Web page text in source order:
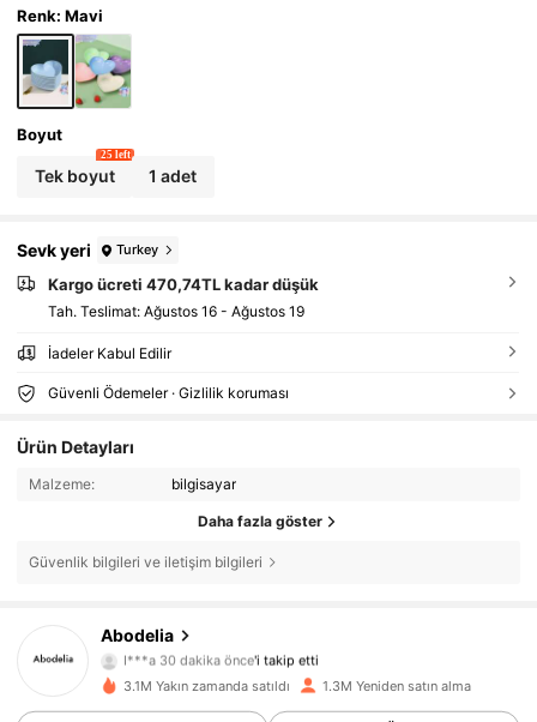
Renk: Mavi
Boyut
Tek boyut
25 left
1 adet
Sevk yeri Turkey
Kargo ücreti 470,74TL kadar düşük
Tah. Teslimat: Ağustos 16 - Ağustos 19
İadeler Kabul Edilir
Güvenli Ödemeler · Gizlilik koruması
Ürün Detayları
Malzeme: bilgisayar
Daha fazla göster
Güvenlik bilgileri ve iletişim bilgileri
Abodelia
4,87
59K Takipçiler
I***a 30 dakika önce'i takip etti
3.1M Yakın zamanda satıldı 1.3M Yeniden satın alma